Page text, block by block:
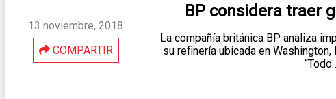
13 noviembre, 2018
COMPARTIR
BP considera traer
La compañía británica BP analiza
su refinería ubicada en